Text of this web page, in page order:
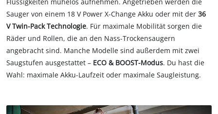
Sauger von einem 18 V Power X-Change Akku oder mit der36
V Twin-Pack Technologie. Für maximale Mobilität sorgen die
Räder und Rollen, die an den Nass-Trockensaugern
angebracht sind. Manche Modelle sind außerdem mit zwei
Saugstufen ausgestattet – ECO & BOOST-Modus. Du hast die
Wahl: maximale Akku-Laufzeit oder maximale Saugleistung.